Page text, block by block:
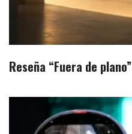
Reseña “Fuera de plano”